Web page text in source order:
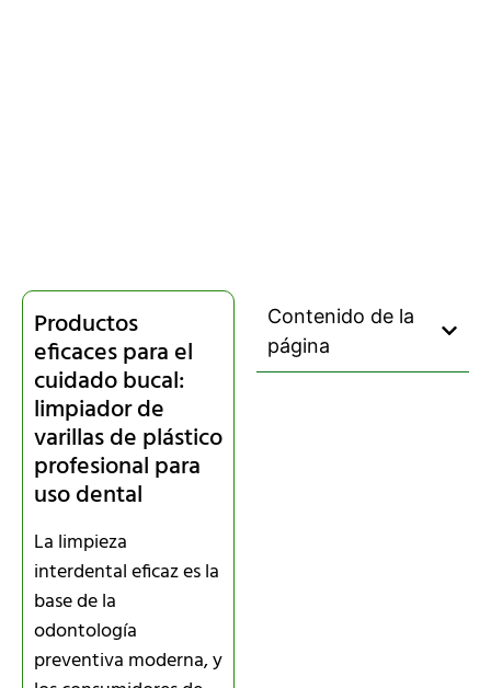
Productos
eficaces para el
cuidado bucal:
limpiador de
varillas de plástico
profesional para
uso dental
La limpieza
interdental eficaz es la
base de la
odontología
preventiva moderna, y
Contenido de la
página